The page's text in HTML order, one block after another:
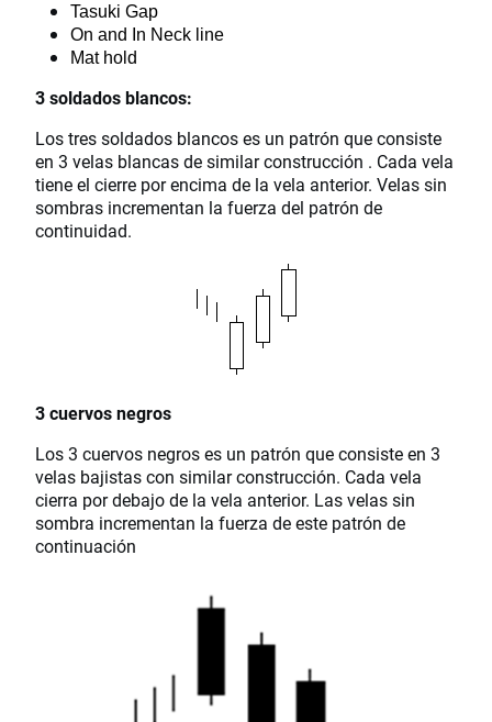
Tasuki Gap
On and In Neck line
Mat hold
3 soldados blancos:
Los tres soldados blancos es un patrón que consiste
en 3 velas blancas de similar construcción . Cada vela
tiene el cierre por encima de la vela anterior. Velas sin
sombras incrementan la fuerza del patrón de
continuidad.
3 cuervos negros
Los 3 cuervos negros es un patrón que consiste en 3
velas bajistas con similar construcción. Cada vela
cierra por debajo de la vela anterior. Las velas sin
sombra incrementan la fuerza de este patrón de
continuación